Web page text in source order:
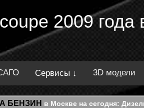
2009
Сервисы ↓ 3D модели
БЕНЗИН в Москве на сегодня: